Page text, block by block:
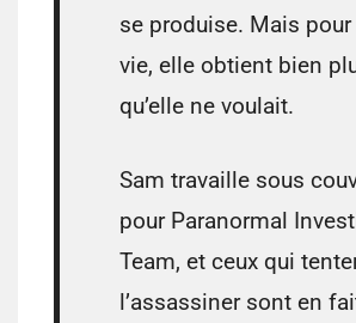
se produise. Mais pour
vie, elle obtient bien
qu’elle ne voulait.
Sam travaille sous
pour Paranormal
Team, et ceux qui
l’assassiner sont en